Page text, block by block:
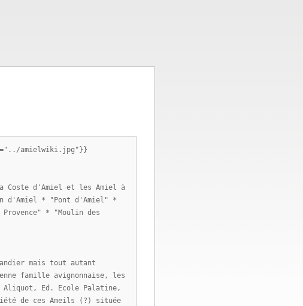
amielwiki.jpg"}}
Coste d'Amiel et les Amiel à
d'Amiel * "Pont d'Amiel" *
* "Moulin des
mais tout autant
famille avignonnaise, les
Ed. Ecole Palatine,
de ces Ameils (?) située